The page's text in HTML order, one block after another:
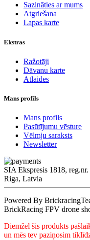
Sazināties ar mums
Atgriešana
Lapas karte
Ekstras
Ražotāji
Dāvanu karte
Atlaides
Mans profils
Mans profils
Pasūtījumu vēsture
Vēlmju saraksts
Newsletter
SIA Ekspresis 1818,
Riga, Latvia
Powered By
BrickRacing FPV drone
Diemžēl šis produkts
un mēs tev paziņosim